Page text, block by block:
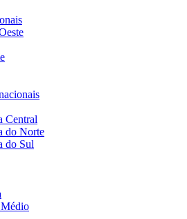
Central
do Norte
do Sul